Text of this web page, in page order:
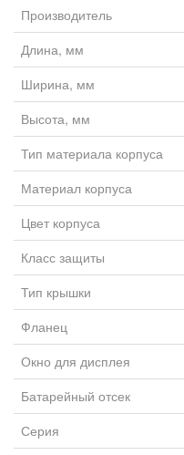
Производитель
Длина, мм
Ширина, мм
Высота, мм
Тип материала корпуса
Материал корпуса
Цвет корпуса
Класс защиты
Тип крышки
Фланец
Окно для дисплея
Батарейный отсек
Серия